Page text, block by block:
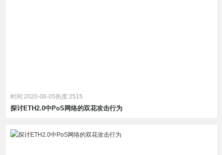
时间:2020-08-05热度:2515
探讨ETH2.0中PoS网络的双花攻击行为